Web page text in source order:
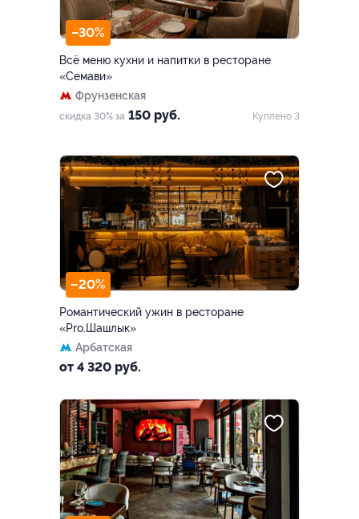
–30%
Всё меню кухни и напитки в ресторане
«Семави»
Фрунзенская
скидка 30% за 150 руб. Куплено 3
–20%
Романтический ужин в ресторане
«Pro.Шашлык»
Арбатская
от 4 320 руб.